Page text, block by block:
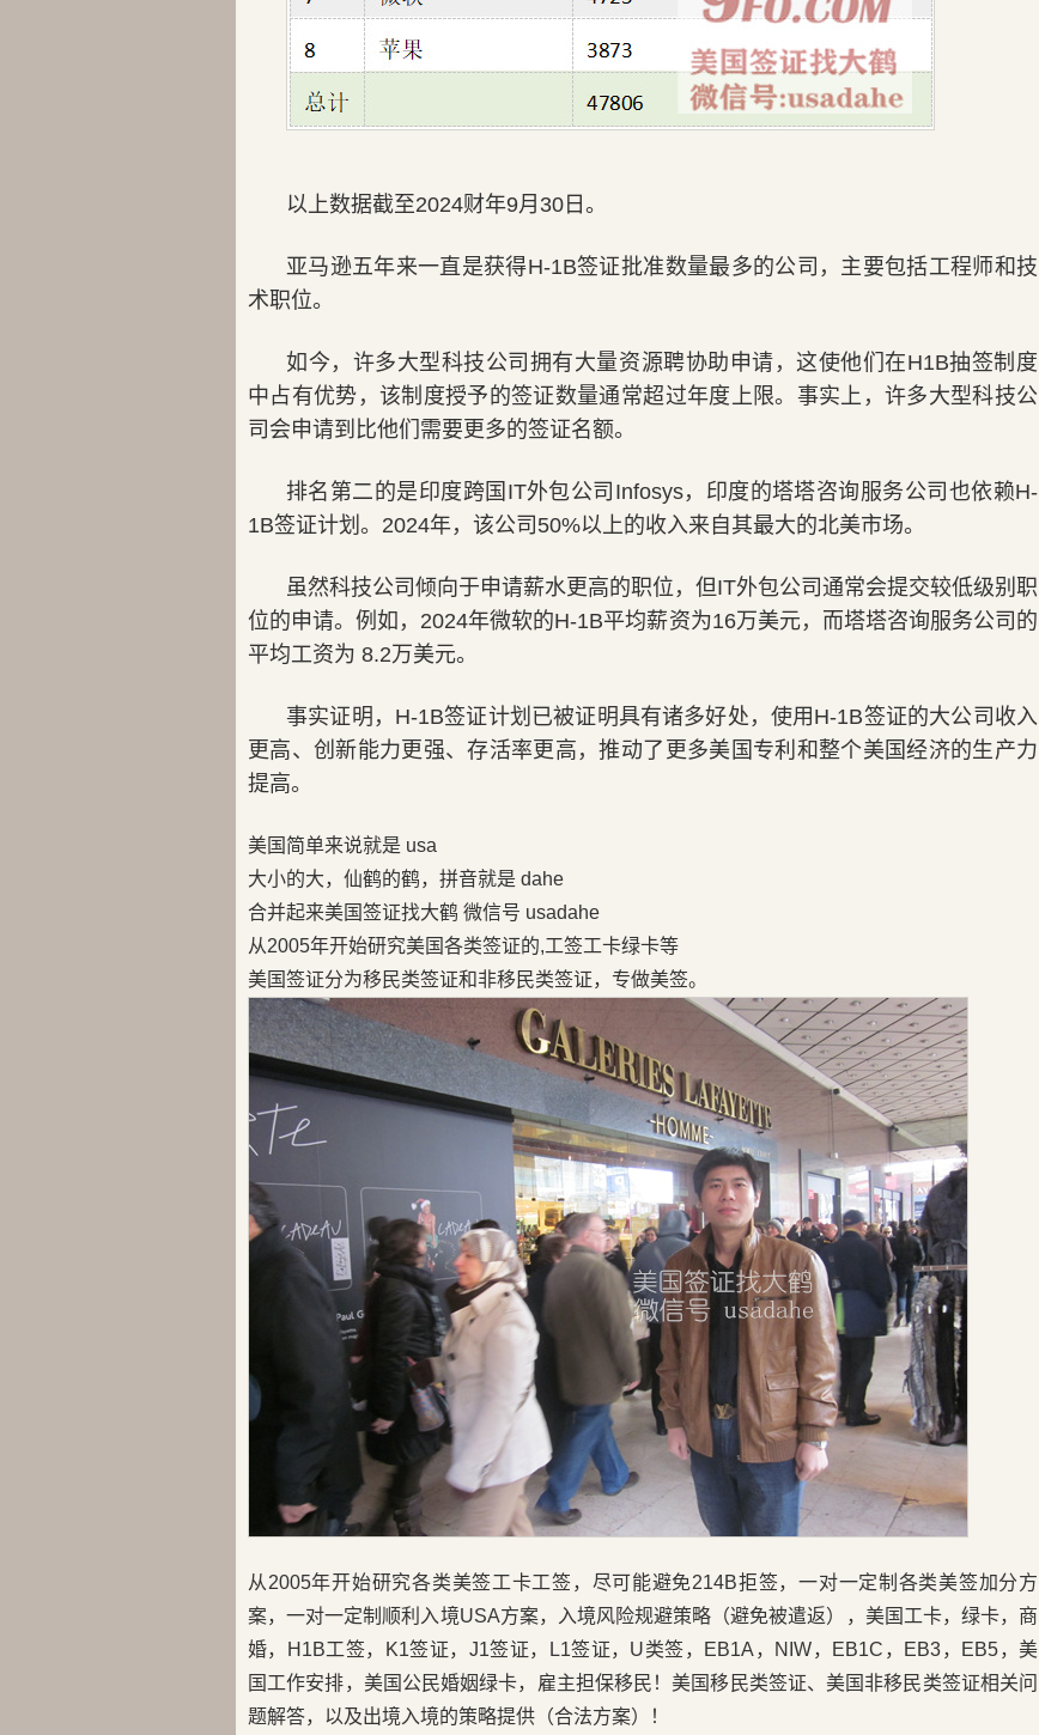
以上数据截至2024财年9月30日。
亚马逊五年来一直是获得H-1B签证批准数量最多的公司，主要包括工程师和技
术职位。
如今，许多大型科技公司拥有大量资源聘协助申请，这使他们在H1B抽签制度
中占有优势，该制度授予的签证数量通常超过年度上限。事实上，许多大型科技公
司会申请到比他们需要更多的签证名额。
排名第二的是印度跨国IT外包公司Infosys，印度的塔塔咨询服务公司也依赖H-
1B签证计划。2024年，该公司50%以上的收入来自其最大的北美市场。
虽然科技公司倾向于申请薪水更高的职位，但IT外包公司通常会提交较低级别职
位的申请。例如，2024年微软的H-1B平均薪资为16万美元，而塔塔咨询服务公司的
平均工资为 8.2万美元。
事实证明，H-1B签证计划已被证明具有诸多好处，使用H-1B签证的大公司收入
更高、创新能力更强、存活率更高，推动了更多美国专利和整个美国经济的生产力
提高。
美国简单来说就是 usa
大小的大，仙鹤的鹤，拼音就是 dahe
合并起来美国签证找大鹤 微信号 usadahe
从2005年开始研究美国各类签证的,工签工卡绿卡等
美国签证分为移民类签证和非移民类签证，专做美签。
从2005年开始研究各类美签工卡工签，尽可能避免214B拒签，一对一定制各类美签加分方
案，一对一定制顺利入境USA方案，入境风险规避策略（避免被遣返），美国工卡，绿卡，商
婚，H1B工签，K1签证，J1签证，L1签证，U类签，EB1A，NIW，EB1C，EB3，EB5，美
国工作安排，美国公民婚姻绿卡，雇主担保移民！美国移民类签证、美国非移民类签证相关问
题解答，以及出境入境的策略提供（合法方案）！